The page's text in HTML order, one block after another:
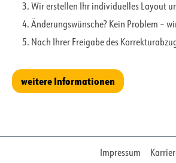
Wir erstellen Ihr individuelles Layout
Änderungswünsche? Kein Problem –
Nach Ihrer Freigabe des
weitere Informationen
Impressum